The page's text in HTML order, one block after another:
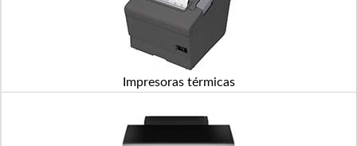
Impresoras térmicas